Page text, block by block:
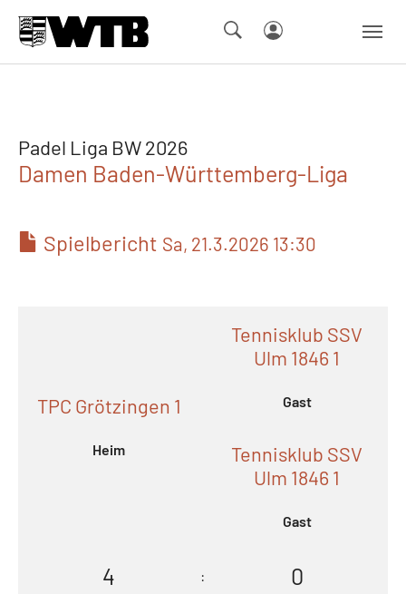
Padel Liga BW 2026
Damen Baden-Württemberg-Liga
Spielbericht Sa, 21.3.2026 13:30
TPC Grötzingen 1
Heim
Tennisklub SSV
Ulm 1846 1
Gast
Tennisklub SSV
Ulm 1846 1
Gast
4 : 0